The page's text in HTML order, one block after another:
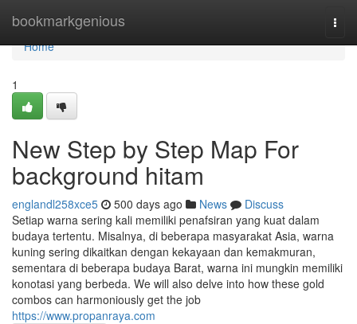
bookmarkgenious
Home
Home
1
New Step by Step Map For
background hitam
englandl258xce5 500 days ago News
Discuss
Setiap warna sering kali memiliki penafsiran yang kuat dalam
budaya tertentu. Misalnya, di beberapa masyarakat Asia, warna
kuning sering dikaitkan dengan kekayaan dan kemakmuran,
sementara di beberapa budaya Barat, warna ini mungkin memiliki
konotasi yang berbeda. We will also delve into how these gold
combos can harmoniously get the job
https://www.propanraya.com